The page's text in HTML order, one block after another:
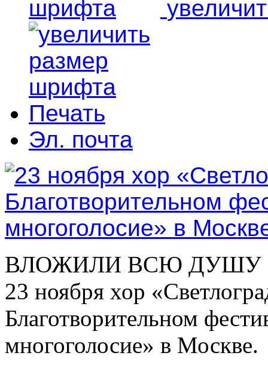
Печать
Эл. почта
ВЛОЖИЛИ ВСЮ ДУШУ
23 ноября хор
Благотворительном
многоголосие» в Москве.